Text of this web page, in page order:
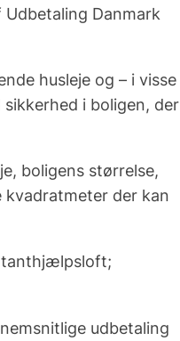
Danmark
husleje og – i visse
i boligen, der
boligens størrelse,
kvadratmeter der kan
;
udbetaling